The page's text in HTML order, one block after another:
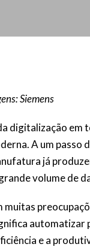
Siemens
digitalização em
A um passo
já
volume de
muitas
automatizar
e a